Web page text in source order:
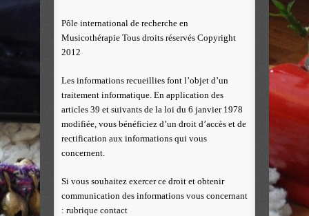
Pôle international de recherche en
Musicothérapie Tous droits réservés Copyright
2012
Les informations recueillies font l’objet d’un
traitement informatique. En application des
articles 39 et suivants de la loi du 6 janvier 1978
modifiée, vous bénéficiez d’un droit d’accès et de
rectification aux informations qui vous
concernent.
Si vous souhaitez exercer ce droit et obtenir
communication des informations vous concernant
: rubrique contact